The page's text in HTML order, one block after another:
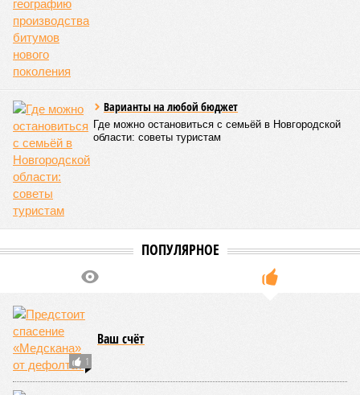
распространяется ли договорённость 2024 года на
«Станцию Л» в полном объёме или приоритет отдан
объектам мешей сложности и меньшего масштаба?
Если да, то на каком основании декларируются конкретные
даты сдачи жилого комплекса (декабрь 2026 – март 2028),
если фаза активных строительных работ, если судить по
отсутствию техники на площадке, ещё не началась? При
этом на бумаге даты ввода ЖК в строй продолжают
фигурировать
профильных порталах.
Для почти четырёх тысяч будущих собственников квартир
время давно измеряется не календарём, а очередными
переносами ожиданий. И пока на профильных порталах
остается сама стройка. Если на ней по-прежнему не видно
признаков масштабных работ, то неизбежно возникает
вопрос: не превращаются ли сроки ввода в декларацию,
которая все больше расходится с реальным положением
дел? Именно на этот вопрос сегодня больше всего ждут